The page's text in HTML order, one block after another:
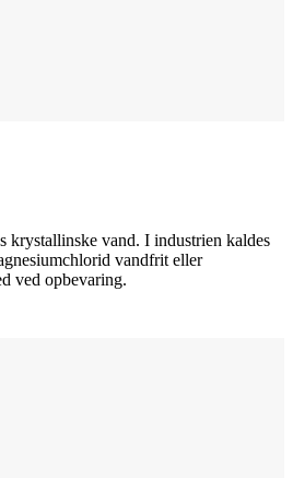
krystallinske vand. I industrien kaldes
vandfrit eller
ved opbevaring.